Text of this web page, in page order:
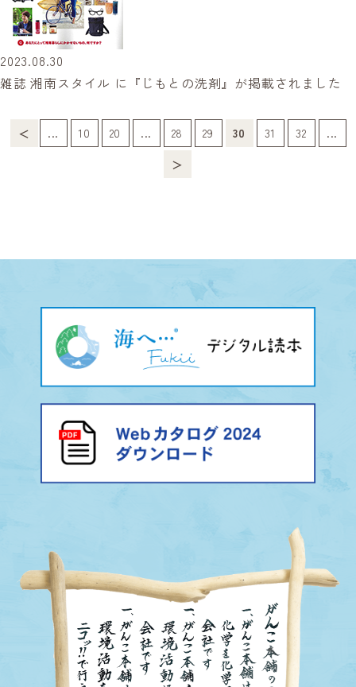
2023.08.30
雑誌 湘南スタイル に『じもとの洗剤』が掲載されました
＜ ... 10 20 ... 28 29 30 31 32
...
＞